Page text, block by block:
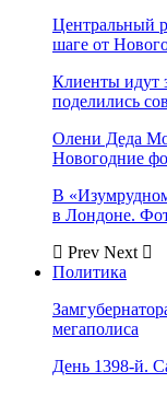
Центральный
шаге от
Клиенты идут
поделились
Олени Деда
Новогодние
В
в Лондоне.
Prev Next
Политика
мегаполиса
День 1398-й.